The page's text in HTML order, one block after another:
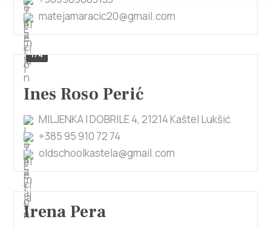
matejamaracic20@gmail.com
1/4
Ines Roso Perić
MILJENKA I DOBRILE 4, 21214 Kaštel Lukšić
+385 95 910 72 74
oldschoolkastela@gmail.com
Irena Pera